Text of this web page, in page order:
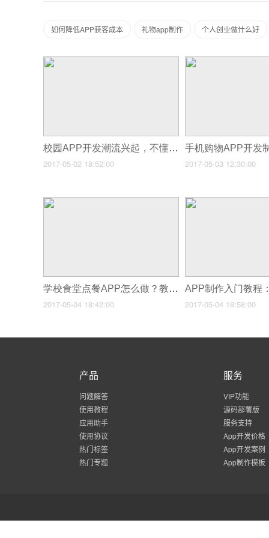
如何降低APP获客成本 礼物app制作 个人创业做什么好
校园APP开发潮流兴起，不懂编程的大学生也可以制作校园社交APP
2017-05-02 18:52:00 2017-05-03 12:30:00
学校食堂点餐APP怎么做？教你傻瓜式5分钟制作校园订餐系统APP
2017-05-04 18:42:00 2017-05-04 18:58:00
产品
问题解答
使用教程
应用助手
使用协议
热门标签
热门专题
服务
VIP功能
源码部署版
服务支持
App开发价格
App开发案例
App制作模板